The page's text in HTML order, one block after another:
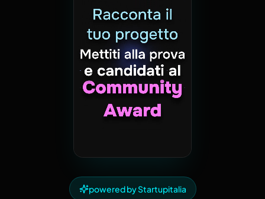
powered by Startupitalia